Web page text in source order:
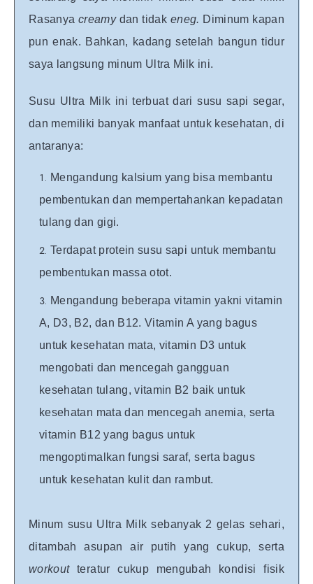
Rasanyacreamy dan tidak eneg. Diminum kapan
pun enak. Bahkan, kadang setelah bangun tidur
saya langsung minum Ultra Milk ini.
Susu Ultra Milk ini terbuat dari susu sapi segar,
dan memiliki banyak manfaat untuk kesehatan, di
antaranya:
Mengandung kalsium yang bisa membantu
pembentukan dan mempertahankan kepadatan
tulang dan gigi.
Terdapat protein susu sapi untuk membantu
pembentukan massa otot.
Mengandung beberapa vitamin yakni vitamin
A, D3, B2, dan B12. Vitamin A yang bagus
untuk kesehatan mata, vitamin D3 untuk
mengobati dan mencegah gangguan
kesehatan tulang, vitamin B2 baik untuk
kesehatan mata dan mencegah anemia, serta
vitamin B12 yang bagus untuk
mengoptimalkan fungsi saraf, serta bagus
untuk kesehatan kulit dan rambut.
Minum susu Ultra Milk sebanyak 2 gelas sehari,
ditambah asupan air putih yang cukup, serta
workoutteratur cukup mengubah kondisi fisik